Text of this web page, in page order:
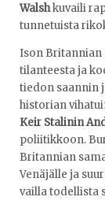
Walshkuvaili
tunnetuista
Ison Britannian
tilanteesta ja
tiedon saannin
historian
Keir Stalinin
poliitikkoon.
Britannian
Venäjälle ja
vailla todellista